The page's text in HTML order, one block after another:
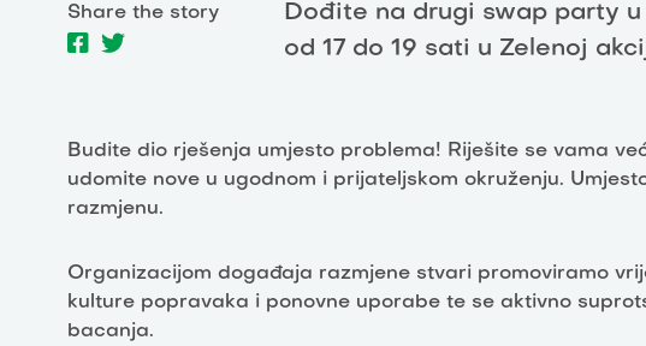
Share the story
Dođite na drugi swap party
od 17 do 19 sati u Zelenoj
Budite dio rješenja umjesto problema! Riješite se vama
udomite nove u ugodnom i prijateljskom okruženju.
razmjenu.
Organizacijom događaja razmjene stvari promoviramo
kulture popravaka i ponovne uporabe te se aktivno
bacanja.